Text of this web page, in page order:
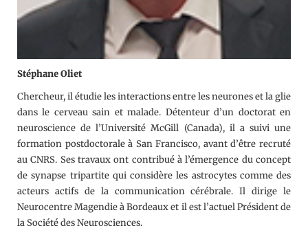
Stéphane Oliet
Chercheur, il étudie les interactions entre les neurones et la glie
dans le cerveau sain et malade. Détenteur d’un doctorat en
neuroscience de l’Université McGill (Canada), il a suivi une
formation postdoctorale à San Francisco, avant d’être recruté
au CNRS. Ses travaux ont contribué à l’émergence du concept
de synapse tripartite qui considère les astrocytes comme des
acteurs actifs de la communication cérébrale. Il dirige le
Neurocentre Magendie à Bordeaux et il est l’actuel Président de
la Société des Neurosciences.